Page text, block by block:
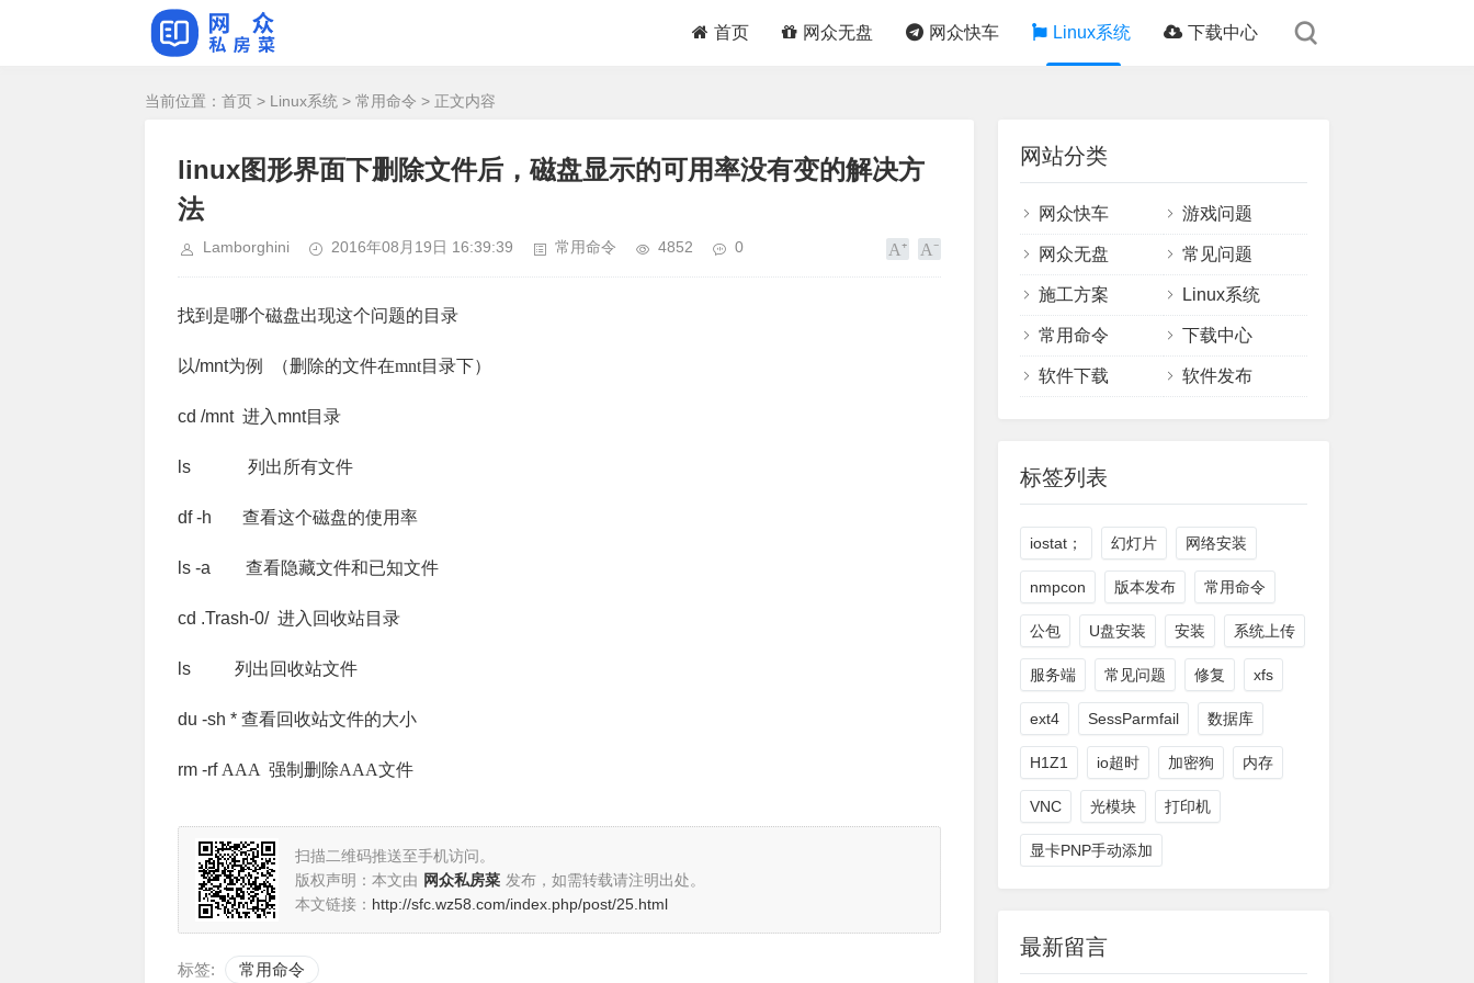
首页 网众无盘 网众快车 Linux系统 下载中心
当前位置： 首页 > Linux系统 > 常用命令 > 正文内容
linux图形界面下删除文件后，磁盘显示的可用率没有变的解决方
法
Lamborghini 2016年08月19日 16:39:39 常用命令 4852 0
找到是哪个磁盘出现这个问题的目录
以/mnt为例 （删除的文件在mnt目录下）
cd /mnt 进入mnt目录
ls 列出所有文件
df -h 查看这个磁盘的使用率
ls -a 查看隐藏文件和已知文件
cd .Trash-0/ 进入回收站目录
ls 列出 回收站文件
du -sh * 查看回收站文件的大小
rm -rf AAA 强制删除AAA文件
扫描二维码推送至手机访问。
版权声明：本文由 网众私房菜 发布，如需转载请注明出处。
本文链接： http://sfc.wz58.com/index.php/post/25.html
标签: 常用命令
网站分类
网众快车 游戏问题
网众无盘 常见问题
施工方案 Linux系统
常用命令 下载中心
软件下载 软件发布
标签列表
iostat； 幻灯片 网络安装
nmpcon 版本发布 常用命令
公包 U盘安装 安装 系统上传
服务端 常见问题 修复 xfs
ext4 SessParmfail 数据库
H1Z1 io超时 加密狗 内存
VNC 光模块 打印机
显卡PNP手动添加
最新留言